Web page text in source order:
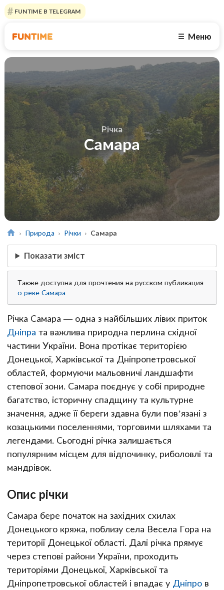
FUNTIME В TELEGRAM
☰ Меню
Річка
Самара
Природа Річки Самара
Показати зміст
Также доступна для прочтения на русском публикация
о реке Самара
Річка Самара — одна з найбільших лівих приток
Дніпра та важлива природна перлина східної
частини України. Вона протікає територією
Донецької, Харківської та Дніпропетровської
областей, формуючи мальовничі ландшафти
степової зони. Самара поєднує у собі природне
багатство, історичну спадщину та культурне
значення, адже її береги здавна були пов’язані з
козацькими поселеннями, торговими шляхами та
легендами. Сьогодні річка залишається
популярним місцем для відпочинку, риболовлі та
мандрівок.
Опис річки
Самара бере початок на західних схилах
Донецького кряжа, поблизу села Весела Гора на
території Донецької області. Далі річка прямує
через степові райони України, проходить
територіями Донецької, Харківської та
Дніпропетровської областей і впадає у Дніпро в